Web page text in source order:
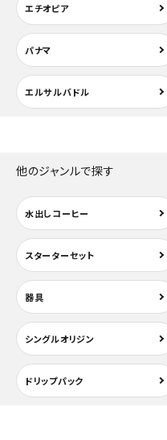
エチオピア
パナマ
エルサルバドル
他のジャンルで探す
水出しコーヒー
スターターセット
器具
シングルオリジン
ドリップパック